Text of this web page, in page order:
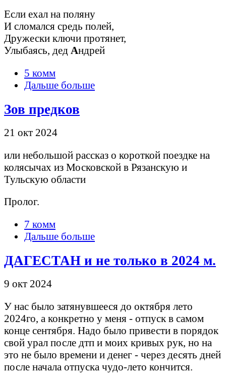
Если ехал на поляну
И сломался средь полей,
Дружески ключи протянет,
Улыбаясь, дед Андрей
5 комм
Дальше больше
Зов предков
21 окт 2024
или небольшой рассказ о короткой поездке на
колясычах из Московской в Рязанскую и
Тульскую области
Пролог.
7 комм
Дальше больше
ДАГЕСТАН и не только в 2024 м.
9 окт 2024
У нас было затянувшееся до октября лето
2024го, а конкретно у меня - отпуск в самом
конце сентября. Надо было привести в порядок
свой урал после дтп и моих кривых рук, но на
это не было времени и денег - через десять дней
после начала отпуска чудо-лето кончится.